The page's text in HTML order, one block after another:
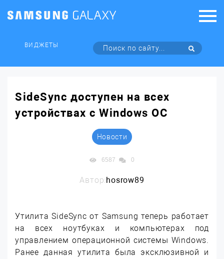
ВИДЖЕТЫ
SideSync доступен на всех
устройствах с Windows ОС
Новости
6587 0
Автор:hosrow89
Утилита SideSync от Samsung теперь работает
на всех ноутбуках и компьютерах под
управлением операционной системы Windows.
Ранее данная утилита была эксклюзивной и